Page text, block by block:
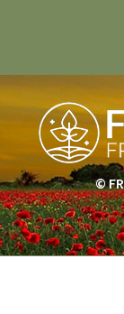
©